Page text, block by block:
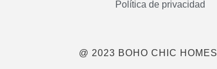
Política de privacidad
@ 2023 BOHO CHIC HOMES